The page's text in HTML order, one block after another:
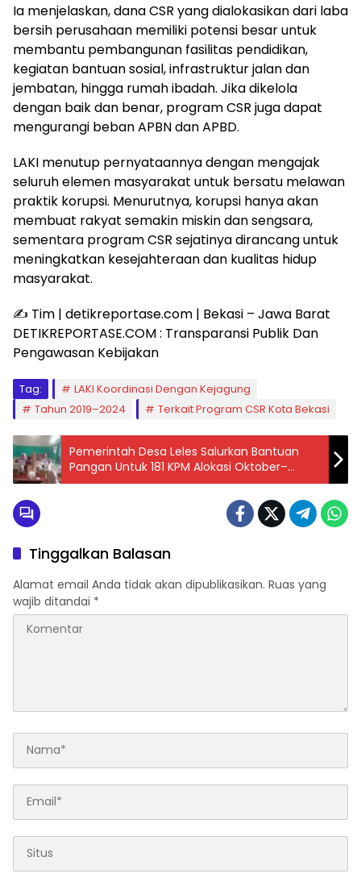
Ia menjelaskan, dana CSR yang dialokasikan dari laba
bersih perusahaan memiliki potensi besar untuk
membantu pembangunan fasilitas pendidikan,
kegiatan bantuan sosial, infrastruktur jalan dan
jembatan, hingga rumah ibadah. Jika dikelola
dengan baik dan benar, program CSR juga dapat
mengurangi beban APBN dan APBD.
LAKI menutup pernyataannya dengan mengajak
seluruh elemen masyarakat untuk bersatu melawan
praktik korupsi. Menurutnya, korupsi hanya akan
membuat rakyat semakin miskin dan sengsara,
sementara program CSR sejatinya dirancang untuk
meningkatkan kesejahteraan dan kualitas hidup
masyarakat.
✍️ Tim | detikreportase.com | Bekasi – Jawa Barat
DETIKREPORTASE.COM : Transparansi Publik Dan
Pengawasan Kebijakan
Tag:
LAKI Koordinasi Dengan Kejagung
Tahun 2019–2024
Terkait Program CSR Kota Bekasi
Pemerintah Desa Leles Salurkan Bantuan
Pangan Untuk 181 KPM Alokasi Oktober–
November 2025
Tinggalkan Balasan
Alamat email Anda tidak akan dipublikasikan. Ruas yang
wajib ditandai *